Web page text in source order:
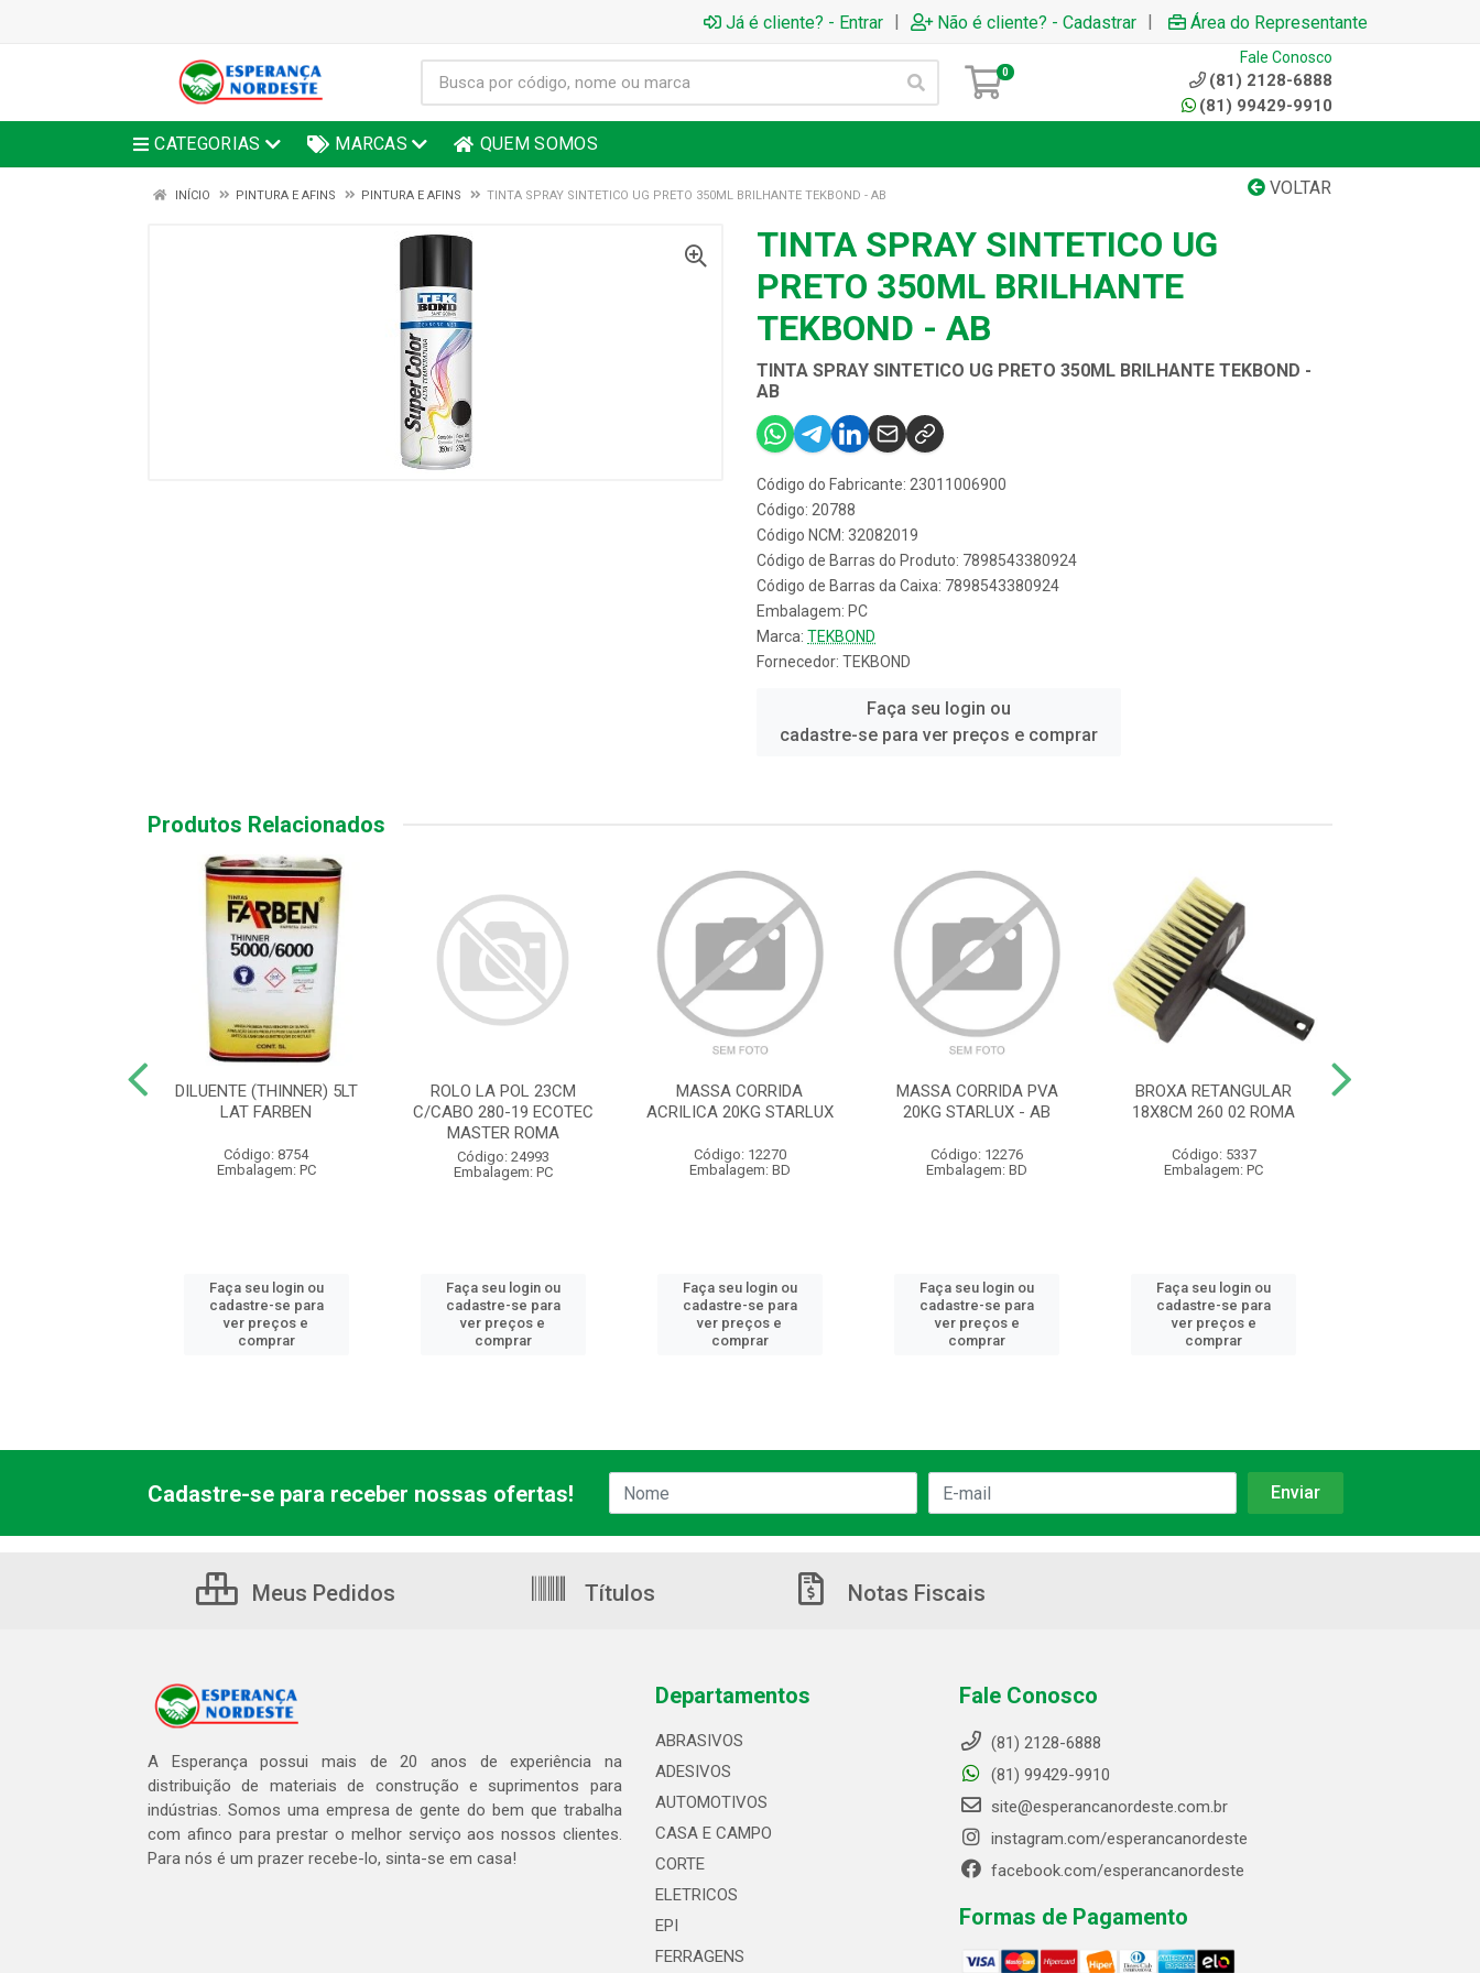
Já é cliente? - Entrar | Não é cliente? - Cadastrar | Área do Representante
0
Fale Conosco
(81) 2128-6888
(81) 99429-9910
CATEGORIAS MARCAS QUEM SOMOS
VOLTAR
INÍCIO PINTURA E AFINS PINTURA E AFINS TINTA SPRAY SINTETICO UG PRETO 350ML BRILHANTE TEKBOND - AB
TINTA SPRAY SINTETICO UG
PRETO 350ML BRILHANTE
TEKBOND - AB
TINTA SPRAY SINTETICO UG PRETO 350ML BRILHANTE TEKBOND -
AB
Código do Fabricante: 23011006900
Código: 20788
Código NCM: 32082019
Código de Barras do Produto: 7898543380924
Código de Barras da Caixa: 7898543380924
Embalagem: PC
Marca: TEKBOND
Fornecedor: TEKBOND
Faça seu login ou
cadastre-se para ver preços e comprar
Produtos Relacionados
DILUENTE (THINNER) 5LT
LAT FARBEN
Código: 8754
Embalagem: PC
Faça seu login ou
cadastre-se para
ver preços e
comprar
ROLO LA POL 23CM
C/CABO 280-19 ECOTEC
MASTER ROMA
Código: 24993
Embalagem: PC
Faça seu login ou
cadastre-se para
ver preços e
comprar
MASSA CORRIDA
ACRILICA 20KG STARLUX
Código: 12270
Embalagem: BD
Faça seu login ou
cadastre-se para
ver preços e
comprar
MASSA CORRIDA PVA
20KG STARLUX - AB
Código: 12276
Embalagem: BD
Faça seu login ou
cadastre-se para
ver preços e
comprar
BROXA RETANGULAR
18X8CM 260 02 ROMA
Código: 5337
Embalagem: PC
Faça seu login ou
cadastre-se para
ver preços e
comprar
Cadastre-se para receber nossas ofertas!
Meus Pedidos Títulos Notas Fiscais
A Esperança possui mais de 20 anos de experiência na
distribuição de materiais de construção e suprimentos para
indústrias. Somos uma empresa de gente do bem que trabalha
com afinco para prestar o melhor serviço aos nossos clientes.
Para nós é um prazer recebe-lo, sinta-se em casa!
Departamentos
ABRASIVOS
ADESIVOS
AUTOMOTIVOS
CASA E CAMPO
CORTE
ELETRICOS
EPI
FERRAGENS
Fale Conosco
(81) 2128-6888
(81) 99429-9910
site@esperancanordeste.com.br
instagram.com/esperancanordeste
facebook.com/esperancanordeste
Formas de Pagamento